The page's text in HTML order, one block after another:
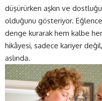
düşürürken aşkın ve
olduğunu gösteriyor.
denge kurarak hem kalbe
hikâyesi, sadece kariyer
aslında.